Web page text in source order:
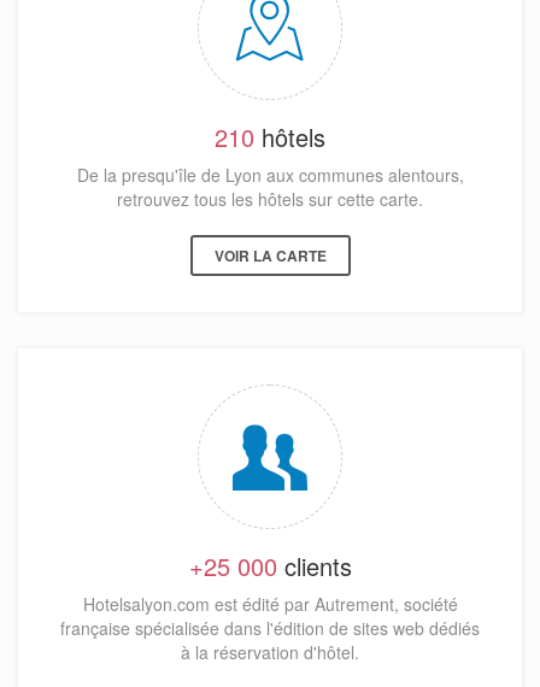
210 hôtels
De la presqu'île de Lyon aux communes alentours,
retrouvez tous les hôtels sur cette carte.
VOIR LA CARTE
+25 000 clients
Hotelsalyon.com est édité par Autrement, société
française spécialisée dans l'édition de sites web dédiés
à la réservation d'hôtel.